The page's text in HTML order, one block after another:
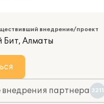
внедрение/проект
Бит, Алматы
внедрения партнера 3211